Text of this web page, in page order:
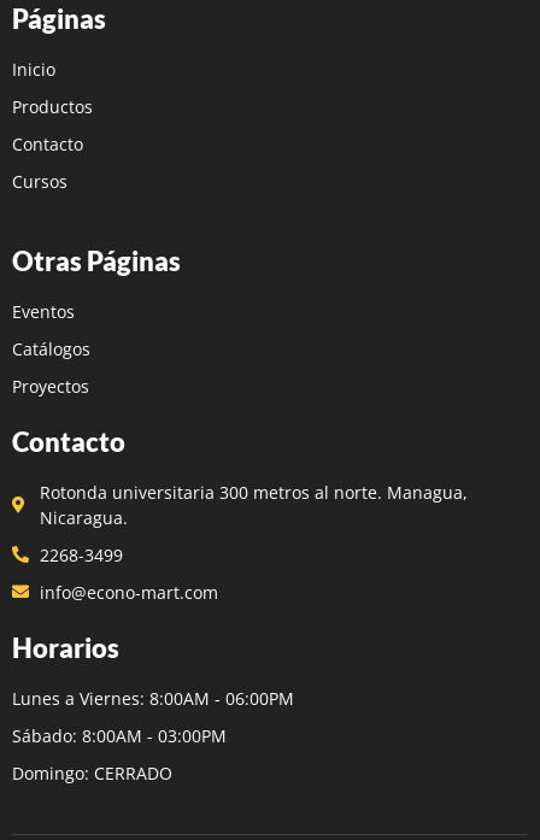
Páginas
Inicio
Productos
Contacto
Cursos
Otras Páginas
Eventos
Catálogos
Proyectos
Contacto
Rotonda universitaria 300 metros al norte. Managua,
Nicaragua.
2268-3499
info@econo-mart.com
Horarios
Lunes a Viernes: 8:00AM - 06:00PM
Sábado: 8:00AM - 03:00PM
Domingo: CERRADO